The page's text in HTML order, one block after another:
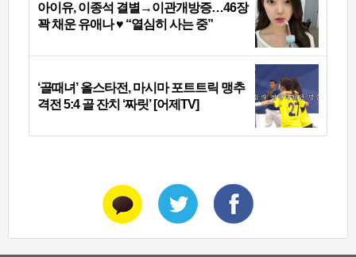
아이유, 이종석 결별→이관개방증…46장
꽉 채운 유애나 ♥ “열심히 사는 중”
‘골때녀’ 올스타전, 마시마 포트트릭 맹추
격전 5:4 골 잔치 ‘짜릿’ [어제TV]